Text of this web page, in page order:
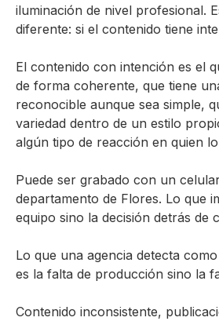
iluminación de nivel profesional.
diferente: si el contenido tiene
El contenido con intención es el
de forma coherente, que tiene
reconocible aunque sea simple,
variedad dentro de un estilo
algún tipo de reacción en quien
Puede ser grabado con un
departamento de Flores. Lo que
equipo sino la decisión detrás de
Lo que una agencia detecta
es la falta de producción sino la
Contenido inconsistente,